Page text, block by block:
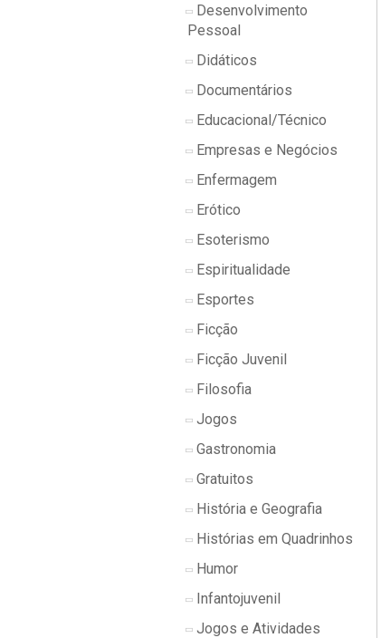
Desenvolvimento
Pessoal
Didáticos
Documentários
Educacional/Técnico
Empresas e Negócios
Enfermagem
Erótico
Esoterismo
Espiritualidade
Esportes
Ficção
Ficção Juvenil
Filosofia
Jogos
Gastronomia
Gratuitos
História e Geografia
Histórias em Quadrinhos
Humor
Infantojuvenil
Jogos e Atividades